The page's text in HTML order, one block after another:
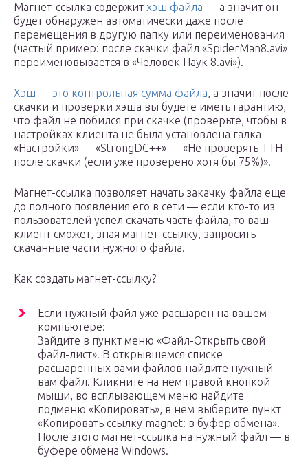
Магнет-ссылка содержит хэш файла — а значит он
будет обнаружен автоматически даже после
перемещения в другую папку или переименования
(частый пример: после скачки файл «SpiderMan8.avi»
переименовывается в «Чeлoвек Пaук 8.avi»).
Хэш — это контрольная сумма файла, а значит после
скачки и проверки хэша вы будете иметь гарантию,
что файл не побился при скачке (проверьте, чтобы в
настройках клиента не была установлена галка
«Настройки» — «StrongDC++» — «Не проверять TTH
после скачки (если уже проверено хотя бы 75%)».
Магнет-ссылка позволяет начать закачку файла еще
до полного появления его в сети — если кто-то из
пользователей успел скачать часть файла, то ваш
клиент сможет, зная магнет-ссылку, запросить
скачанные части нужного файла.
Как создать магнет-ссылку?
Если нужный файл уже расшарен на вашем
компьютере:
Зайдите в пункт меню «Файл-Открыть свой
файл-лист». В открывшемся списке
расшаренных вами файлов найдите нужный
вам файл. Кликните на нем правой кнопкой
мыши, во всплывающем меню найдите
подменю «Копировать», в нем выберите пункт
«Копировать ссылку magnet: в буфер обмена».
После этого магнет-ссылка на нужный файл — в
буфере обмена Windows.